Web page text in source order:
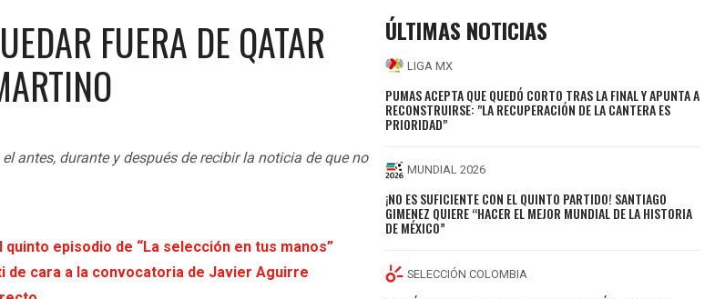
FUERA DE QATAR
antes, durante y después de recibir la noticia de que no
episodio de “La selección en tus manos”
de cara a la convocatoria de Javier Aguirre
ÚLTIMAS NOTICIAS
LIGA MX
PUMAS ACEPTA QUE QUEDÓ CORTO TRAS LA FINAL Y APUNTA A
RECONSTRUIRSE: "LA RECUPERACIÓN DE LA CANTERA ES
PRIORIDAD"
MUNDIAL 2026
¡NO ES SUFICIENTE CON EL QUINTO PARTIDO! SANTIAGO
GIMENEZ QUIERE “HACER EL MEJOR MUNDIAL DE LA HISTORIA
DE MÉXICO”
SELECCIÓN COLOMBIA